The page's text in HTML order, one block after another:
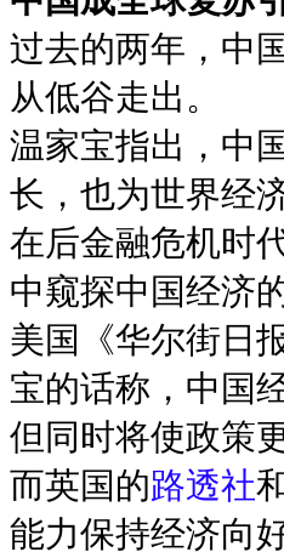
过去的两年，中
从低谷走出。
温家宝指出，中
长，也为世界经
在后金融危机时
中窥探中国经济
美国《华尔街日
宝的话称，中国
但同时将使政策
而英国的路透社
能力保持经济向